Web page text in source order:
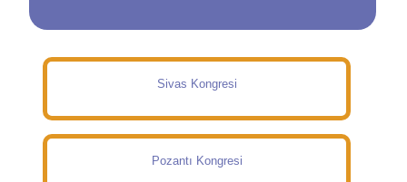
Sivas Kongresi
Pozantı Kongresi